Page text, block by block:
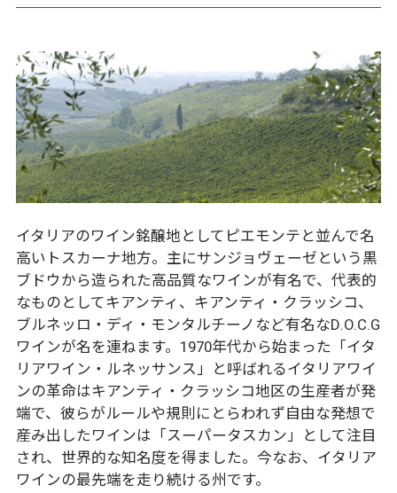
イタリアのワイン銘醸地としてピエモンテと並んで名
高いトスカーナ地方。主にサンジョヴェーゼという黒
ブドウから造られた高品質なワインが有名で、代表的
なものとしてキアンティ、キアンティ・クラッシコ、
ブルネッロ・ディ・モンタルチーノなど有名なD.O.C.G
ワインが名を連ねます。1970年代から始まった「イタ
リアワイン・ルネッサンス」と呼ばれるイタリアワイ
ンの革命はキアンティ・クラッシコ地区の生産者が発
端で、彼らがルールや規則にとらわれず自由な発想で
産み出したワインは「スーパータスカン」として注目
され、世界的な知名度を得ました。今なお、イタリア
ワインの最先端を走り続ける州です。